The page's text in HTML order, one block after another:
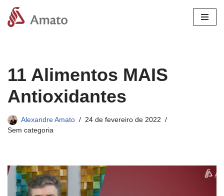
Pular
11 Alimentos MAIS
Antioxidantes
Alexandre Amato
24 de fevereiro de 2022
Sem categoria